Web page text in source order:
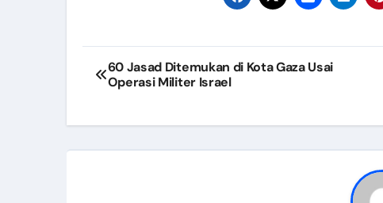
Penilaian Lomba Video Edukasi
Verifikasi Gerakan Pekerja
Fogging atau PSN??Efektif yang
Data Keluaran Togel Terkini:
Navigasi
pos
60 Jasad Ditemukan di Kota Gaza Usai
Operasi Militer Israel